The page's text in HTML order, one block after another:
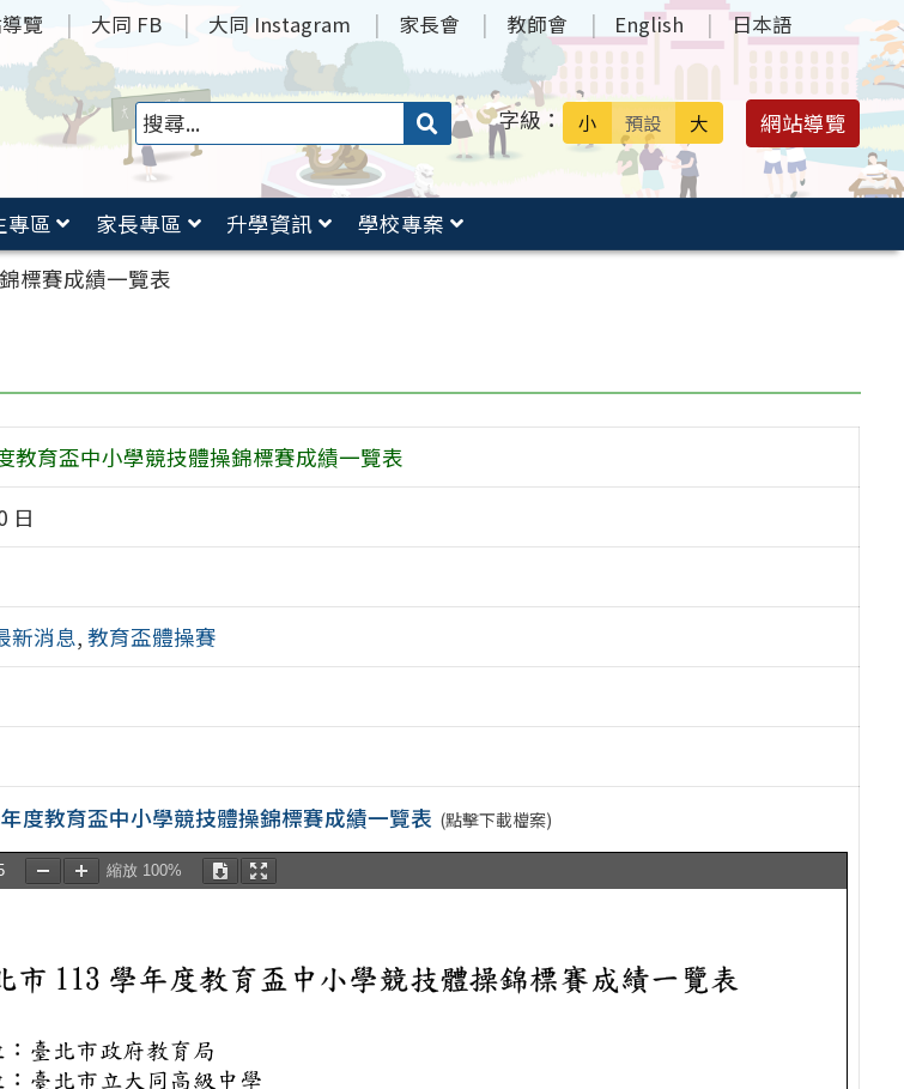
覽 大同 FB 大同 Instagram 家長會 教師會 English 日本語
搜
送出 字級： 小 預設 大 網站導覽
專區 家長專區 升學資訊
學校專案
標賽成績一覽表
教育盃中小學競技體操錦標賽成績一覽表
日
新消息, 教育盃體操賽
度教育盃中小學競技體操錦標賽成績一覽表 (點擊下載檔案)
縮放 100%